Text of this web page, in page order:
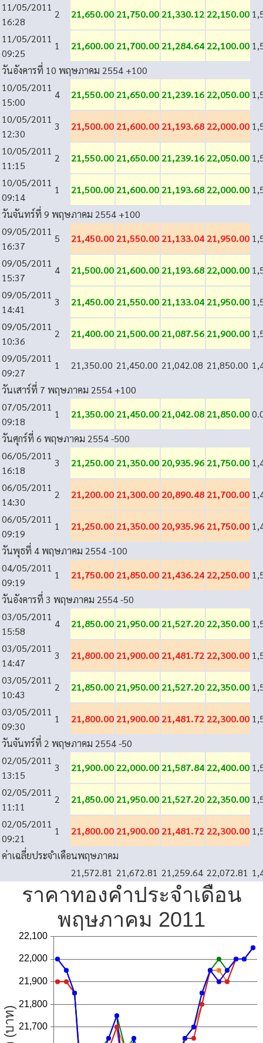
11/05/2011
16:28
2 21,650.00 21,750.00 21,330.12 22,150.00
11/05/2011
09:25
1 21,600.00 21,700.00 21,284.64 22,100.00
วันอังคารที่ 10 พฤษภาคม 2554 +100
10/05/2011
15:00
4 21,550.00 21,650.00 21,239.16 22,050.00
10/05/2011
12:30
3 21,500.00 21,600.00 21,193.68 22,000.00
10/05/2011
11:15
2 21,550.00 21,650.00 21,239.16 22,050.00
10/05/2011
09:14
1 21,500.00 21,600.00 21,193.68 22,000.00
วันจันทร์ที่ 9 พฤษภาคม 2554 +100
09/05/2011
16:37
5 21,450.00 21,550.00 21,133.04 21,950.00
09/05/2011
15:37
4 21,500.00 21,600.00 21,193.68 22,000.00
09/05/2011
14:41
3 21,450.00 21,550.00 21,133.04 21,950.00
09/05/2011
10:36
2 21,400.00 21,500.00 21,087.56 21,900.00
09/05/2011
09:27
1 21,350.00 21,450.00 21,042.08 21,850.00
วันเสาร์ที่ 7 พฤษภาคม 2554 +100
07/05/2011
09:18
1 21,350.00 21,450.00 21,042.08 21,850.00
วันศุกร์ที่ 6 พฤษภาคม 2554-500
06/05/2011
16:18
3 21,250.00 21,350.00 20,935.96 21,750.00
06/05/2011
14:30
2 21,200.00 21,300.00 20,890.48 21,700.00
06/05/2011
09:19
1 21,250.00 21,350.00 20,935.96 21,750.00
วันพุธที่ 4 พฤษภาคม 2554-100
04/05/2011
09:19
1 21,750.00 21,850.00 21,436.24 22,250.00
วันอังคารที่ 3 พฤษภาคม 2554-50
03/05/2011
15:58
4 21,850.00 21,950.00 21,527.20 22,350.00
03/05/2011
14:47
3 21,800.00 21,900.00 21,481.72 22,300.00
03/05/2011
10:43
2 21,850.00 21,950.00 21,527.20 22,350.00
03/05/2011
09:30
1 21,800.00 21,900.00 21,481.72 22,300.00
วันจันทร์ที่ 2 พฤษภาคม 2554-50
02/05/2011
13:15
3 21,900.00 22,000.00 21,587.84 22,400.00
02/05/2011
11:11
2 21,850.00 21,950.00 21,527.20 22,350.00
02/05/2011
09:21
1 21,800.00 21,900.00 21,481.72 22,300.00
ค่าเฉลี่ยประจำเดือนพฤษภาคม
21,572.81 21,672.81 21,259.64 22,072.81